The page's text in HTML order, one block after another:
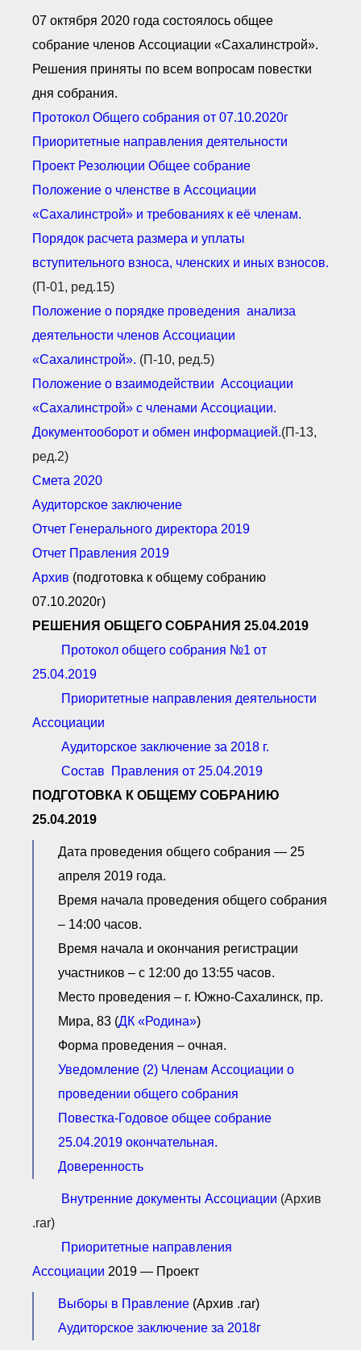
● Организационные
документы
● Действующие документы
внутренние документы
Компенсационный фонд
● Реестр членов
Ассоциации
«Сахалинстрой»
● Реестр членов
осуществляющих
● Реестр членов
работодателей
Застройщиков
Ассоциации — технических
● Реестр членов
Ассоциации с правом
● Реестр членов СРО
лаборатории
Антикоррупционная политика
Видеоматериалы
Работа в Общественных советах
техническим регламентам
07 октября 2020 года состоялось общее
собрание членов Ассоциации «Сахалинстрой».
Решения приняты по всем вопросам повестки
дня собрания.
Протокол Общего собрания от 07.10.2020г
Приоритетные направления деятельности
Проект Резолюции Общее собрание
Положение о членстве в Ассоциации
«Сахалинстрой» и требованиях к её членам.
Порядок расчета размера и уплаты
вступительного взноса, членских и иных взносов.
(П-01, ред.15)
Положение о порядке проведения анализа
деятельности членов Ассоциации
«Сахалинстрой». (П-10, ред.5)
Положение о взаимодействии Ассоциации
«Сахалинстрой» с членами Ассоциации.
Документооборот и обмен информацией.(П-13,
ред.2)
Смета 2020
Аудиторское заключение
Отчет Генерального директора 2019
Отчет Правления 2019
Архив (подготовка к общему собранию
07.10.2020г)
РЕШЕНИЯ ОБЩЕГО СОБРАНИЯ 25.04.2019
Протокол общего собрания №1 от
25.04.2019
Приоритетные направления деятельности
Ассоциации
Аудиторское заключение за 2018 г.
Состав Правления от 25.04.2019
ПОДГОТОВКА К ОБЩЕМУ СОБРАНИЮ
25.04.2019
Дата проведения общего собрания — 25
апреля 2019 года.
Время начала проведения общего собрания
– 14:00 часов.
Время начала и окончания регистрации
участников – с 12:00 до 13:55 часов.
Место проведения – г. Южно-Сахалинск, пр.
Мира, 83 (ДК «Родина»)
Форма проведения – очная.
Уведомление (2) Членам Ассоциации о
проведении общего собрания
Повестка-Годовое общее собрание
25.04.2019 окончательная.
Доверенность
Внутренние документы Ассоциации (Архив
.rar)
Приоритетные направления
Ассоциации 2019 — Проект
Выборы в Правление (Архив .rar)
Аудиторское заключение за 2018г